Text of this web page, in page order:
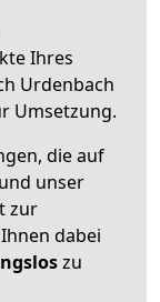
Ihres
Urdenbach
Umsetzung.
die auf
unser
zur
dabei
zu